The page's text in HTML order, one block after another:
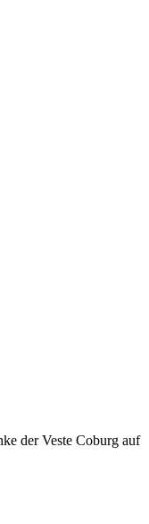
der Veste Coburg auf